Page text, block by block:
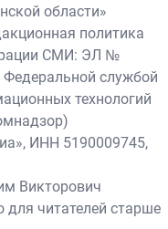
области»
политика
СМИ: ЭЛ №
службой
технологий
ИНН 5190009745,
Викторович
читателей старше